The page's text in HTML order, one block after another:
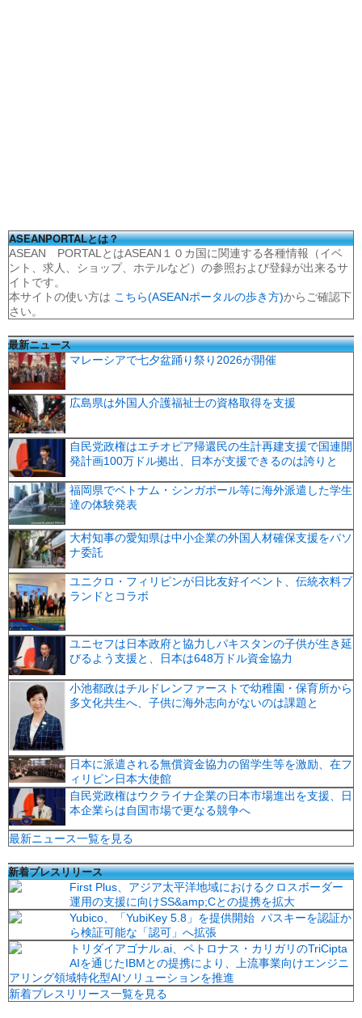
ASEANPORTALとは？
ASEAN PORTALとはASEAN１０カ国に関連する各種情報（イベ
ント、求人、ショップ、ホテルなど）の参照および登録が出来るサ
イトです。
本サイトの使い方は こちら(ASEANポータルの歩き方)からご確認下
さい。
最新ニュース
マレーシアで七夕盆踊り祭り2026が開催
広島県は外国人介護福祉士の資格取得を支援
自民党政権はエチオピア帰還民の生計再建支援で国連開
発計画100万ドル拠出、日本が支援できるのは誇りと
福岡県でベトナム・シンガポール等に海外派遣した学生
達の体験発表
大村知事の愛知県は中小企業の外国人材確保支援をパソ
ナ委託
ユニクロ・フィリピンが日比友好イベント、伝統衣料ブ
ランドとコラボ
ユニセフは日本政府と協力しパキスタンの子供が生き延
びるよう支援と、日本は648万ドル資金協力
小池都政はチルドレンファーストで幼稚園・保育所から
多文化共生へ、子供に海外志向がないのは課題と
日本に派遣される無償資金協力の留学生等を激励、在フ
ィリピン日本大使館
自民党政権はウクライナ企業の日本市場進出を支援、日
本企業らは自国市場で更なる競争へ
最新ニュース一覧を見る
新着プレスリリース
First Plus、アジア太平洋地域におけるクロスボーダー
運用の支援に向けSS&amp;Cとの提携を拡大
Yubico、「YubiKey 5.8」を提供開始 パスキーを認証か
ら検証可能な「認可」へ拡張
トリダイアゴナル.ai、ペトロナス・カリガリのTriCipta
AIを通じたIBMとの提携により、上流事業向けエンジニ
アリング領域特化型AIソリューションを推進
新着プレスリリース一覧を見る